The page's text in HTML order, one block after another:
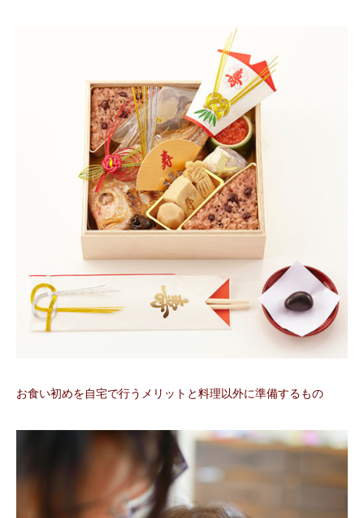
お食い初めを自宅で行うメリットと料理以外に準備するもの